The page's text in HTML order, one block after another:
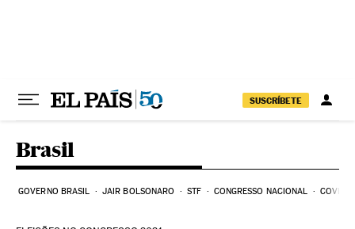
SUSCRÍBETE
Brasil
GOVERNO BRASIL JAIR BOLSONARO STF CONGRESSO NACIONAL COVID-